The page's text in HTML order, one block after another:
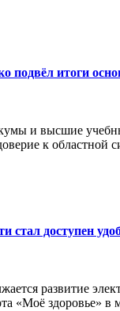
подвёл итоги
и высшие
к областной
стал доступен
развитие
«Моё здоровье»